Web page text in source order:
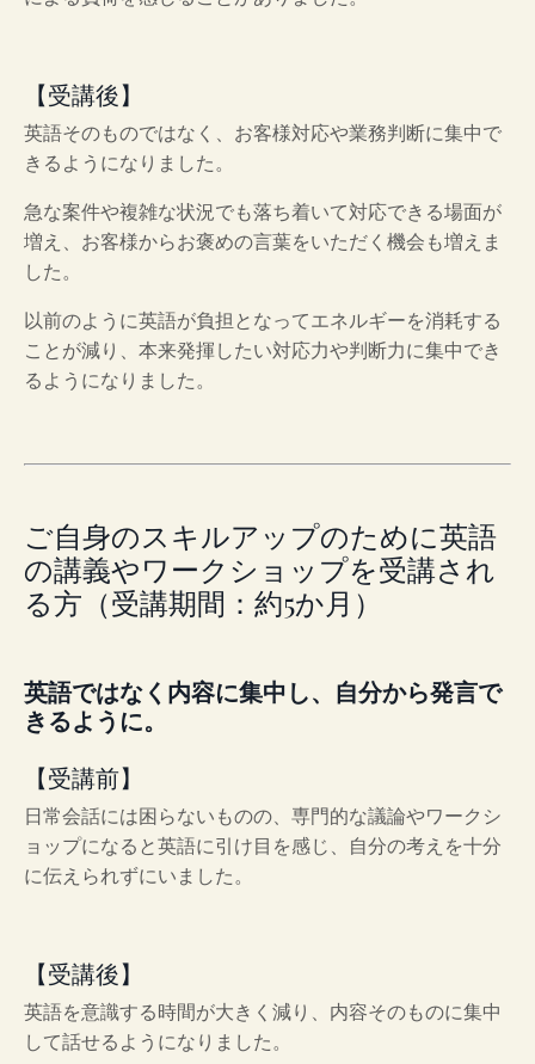
【受講後】
英語そのものではなく、お客様対応や業務判断に集中で
きるようになりました。
急な案件や複雑な状況でも落ち着いて対応できる場面が
増え、お客様からお褒めの言葉をいただく機会も増えま
した。
以前のように英語が負担となってエネルギーを消耗する
ことが減り、本来発揮したい対応力や判断力に集中でき
るようになりました。
ご自身のスキルアップのために英語
の講義やワークショップを受講され
る方（受講期間：約5か月）
英語ではなく内容に集中し、自分から発言で
きるように。
【受講前】
日常会話には困らないものの、専門的な議論やワークシ
ョップになると英語に引け目を感じ、自分の考えを十分
に伝えられずにいました。
【受講後】
英語を意識する時間が大きく減り、内容そのものに集中
して話せるようになりました。